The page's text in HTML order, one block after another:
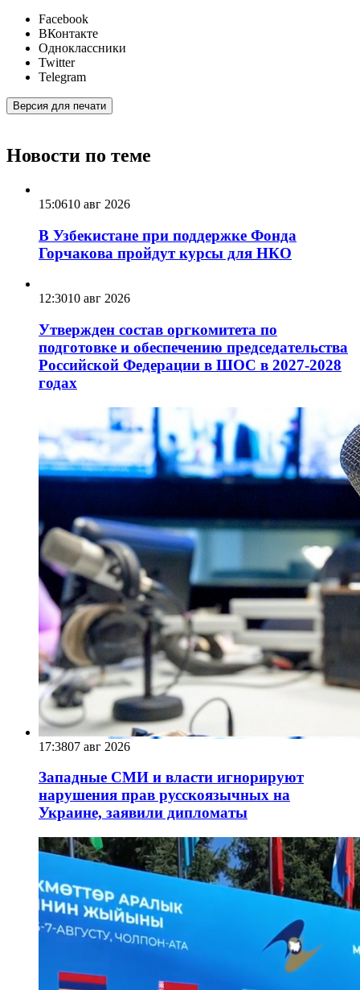
Facebook
ВКонтакте
Одноклассники
Twitter
Telegram
Версия для печати
Новости по теме
15:0610 авг 2026
В Узбекистане при поддержке Фонда
Горчакова пройдут курсы для НКО
12:3010 авг 2026
Утвержден состав оргкомитета по
подготовке и обеспечению председательства
Российской Федерации в ШОС в 2027-2028
годах
17:3807 авг 2026
Западные СМИ и власти игнорируют
нарушения прав русскоязычных на
Украине, заявили дипломаты